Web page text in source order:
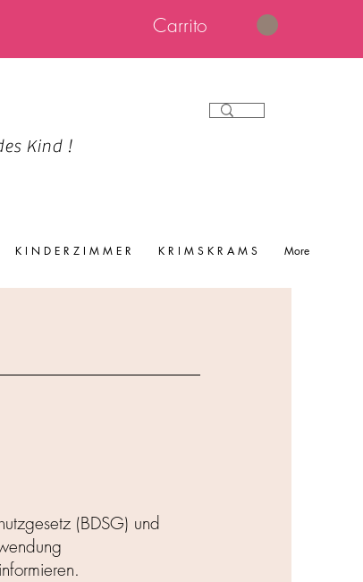
Carrito
Kind !
K I N D E R Z I M M E R K R I M S K R A M S More
(BDSG) und